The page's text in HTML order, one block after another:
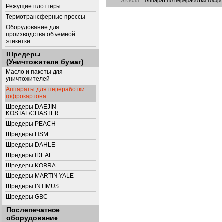
Режущие плоттеры
Термотрансферные прессы
Оборудование для
производства объемной
этикетки
Шредеры
(Уничтожители бумаг)
Масло и пакеты для
уничтожителей
Аппараты для переработки
гофрокартона
Шредеры DAEJIN
KOSTAL/CHASTER
Шредеры PEACH
Шредеры HSM
Шредеры DAHLE
Шредеры IDEAL
Шредеры KOBRA
Шредеры MARTIN YALE
Шредеры INTIMUS
Шредеры GBC
Послепечатное
оборудование